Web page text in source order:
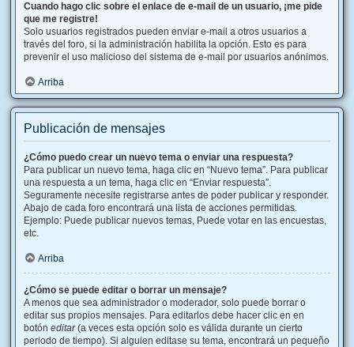
Cuando hago clic sobre el enlace de e-mail de un usuario, ¡me pide
que me registre!
Solo usuarios registrados pueden enviar e-mail a otros usuarios a
través del foro, si la administración habilita la opción. Esto es para
prevenir el uso malicioso del sistema de e-mail por usuarios anónimos.
Arriba
Publicación de mensajes
¿Cómo puedo crear un nuevo tema o enviar una respuesta?
Para publicar un nuevo tema, haga clic en “Nuevo tema”. Para publicar
una respuesta a un tema, haga clic en “Enviar respuesta”.
Seguramente necesite registrarse antes de poder publicar y responder.
Abajo de cada foro encontrará una lista de acciones permitidas.
Ejemplo: Puede publicar nuevos temas, Puede votar en las encuestas,
etc.
Arriba
¿Cómo se puede editar o borrar un mensaje?
A menos que sea administrador o moderador, solo puede borrar o
editar sus propios mensajes. Para editarlos debe hacer clic en en
botón editar(a veces esta opción solo es válida durante un cierto
periodo de tiempo). Si alguien editase su tema, encontrará un pequeño